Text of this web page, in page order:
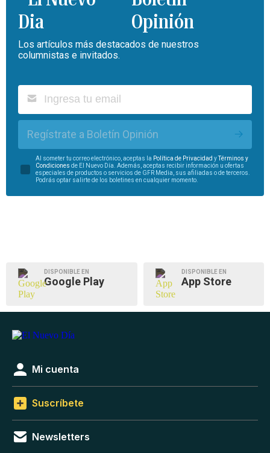
Opinión
Los artículos más destacados de nuestros
columnistas e invitados.
Regístrate a Boletín Opinión
Al someter tu correo electrónico, aceptas la Política de Privacidad yTérminos y
Condiciones de El Nuevo Día. Además, aceptas recibir información u ofertas
especiales de productos o servicios de GFR Media, sus afiliadas o de terceros.
Podrás optar salirte de los boletines en cualquier momento.
DISPONIBLE EN
Google Play
DISPONIBLE EN
App Store
Mi cuenta
Suscríbete
Newsletters